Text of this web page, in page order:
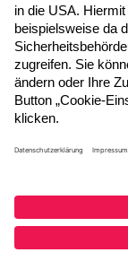
neue
Jetzt
Folgen